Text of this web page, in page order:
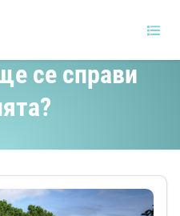
цели за
се справи